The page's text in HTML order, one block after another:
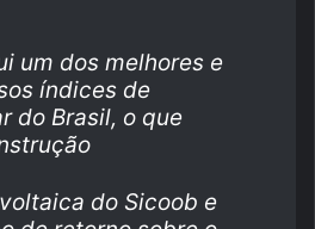
um dos melhores e
índices de
do Brasil, o que
do Sicoob e